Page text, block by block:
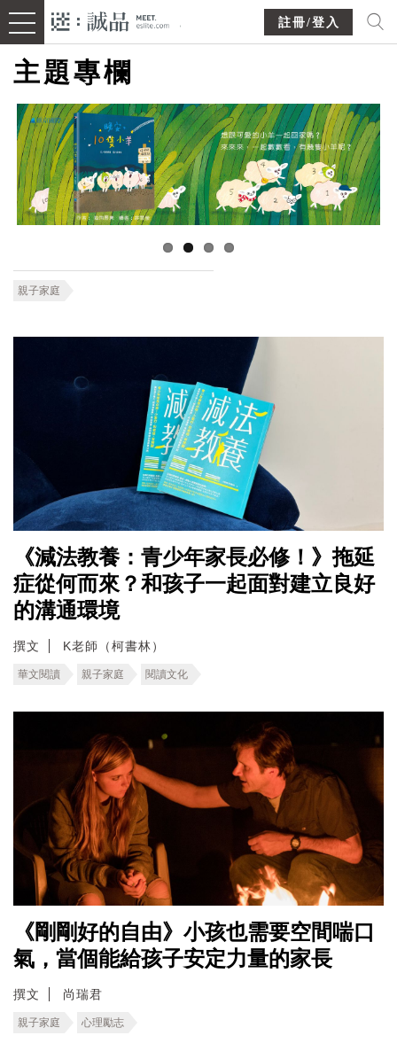
註冊/登入
主題專欄
親子家庭
《減法教養：青少年家長必修！》拖延
症從何而來？和孩子一起面對建立良好
的溝通環境
撰文 K老師（柯書林）
華文閱讀 親子家庭 閱讀文化
《剛剛好的自由》小孩也需要空間喘口
氣，當個能給孩子安定力量的家長
撰文 尚瑞君
親子家庭 心理勵志